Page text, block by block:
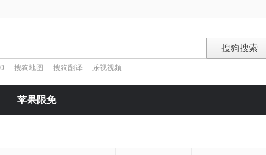
搜狗地图 搜狗翻译 乐视视频
苹果限免